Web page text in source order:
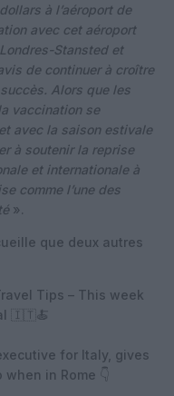
à l’aéroport de
avec cet aéroport
Stansted et
de continuer à croître
Alors que les
vaccination se
avec la saison estivale
à soutenir la reprise
et internationale à
comme l’une des
».
que deux autres
Tips – This week
🇮🇹🍝
for Italy, gives
in Rome 👇